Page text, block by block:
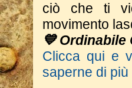
ciò che ti
movimento
💙 Ordinabile
Clicca qui e
saperne di più